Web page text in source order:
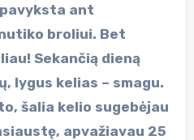
ant
broliui. Bet
Sekančią dieną
lygus kelias – smagu.
šalia kelio sugebėjau
apvažiavau 25